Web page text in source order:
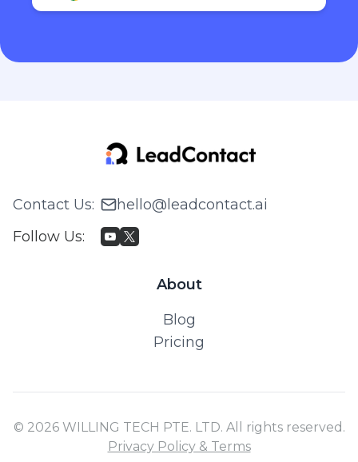
Contact Us:
hello@leadcontact.ai
Follow Us:
About
Blog
Pricing
© 2026 WILLING TECH PTE. LTD. All rights reserved.
Privacy Policy & Terms